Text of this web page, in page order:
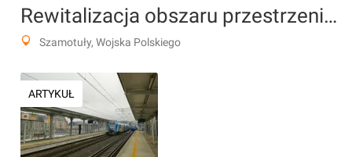
Rewitalizacja obszaru przestrzeni publicznej alei Wojska Polskiego
Szamotuły, Wojska Polskiego
ARTYKUŁ